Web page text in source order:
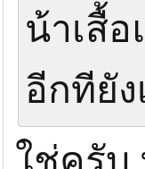
น้าเสื้
อีกทียัง
ใช่ครับ